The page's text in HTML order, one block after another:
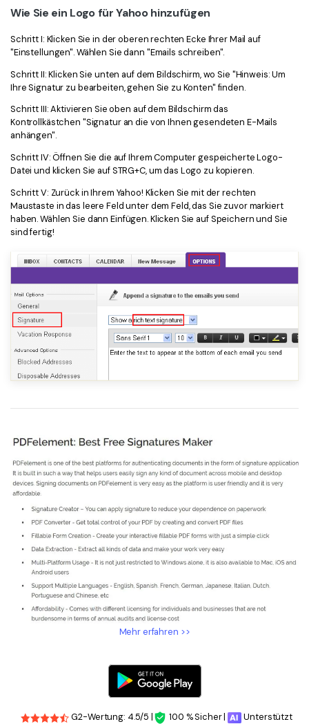
Wie Sie ein Logo für Yahoo hinzufügen
Schritt I: Klicken Sie in der oberen rechten Ecke Ihrer Mail auf
"Einstellungen". Wählen Sie dann "Emails schreiben".
Schritt II: Klicken Sie unten auf dem Bildschirm, wo Sie "Hinweis: Um
Ihre Signatur zu bearbeiten, gehen Sie zu Konten" finden.
Schritt III: Aktivieren Sie oben auf dem Bildschirm das
Kontrollkästchen "Signatur an die von Ihnen gesendeten E-Mails
anhängen".
Schritt IV: Öffnen Sie die auf Ihrem Computer gespeicherte Logo-
Datei und klicken Sie auf STRG+C, um das Logo zu kopieren.
Schritt V: Zurück in Ihrem Yahoo! Klicken Sie mit der rechten
Maustaste in das leere Feld unter dem Feld, das Sie zuvor markiert
haben. Wählen Sie dann Einfügen. Klicken Sie auf Speichern und Sie
sind fertig!
Mehr erfahren >>
G2-Wertung: 4.5/5 | 100 % Sicher |
Unterstützt